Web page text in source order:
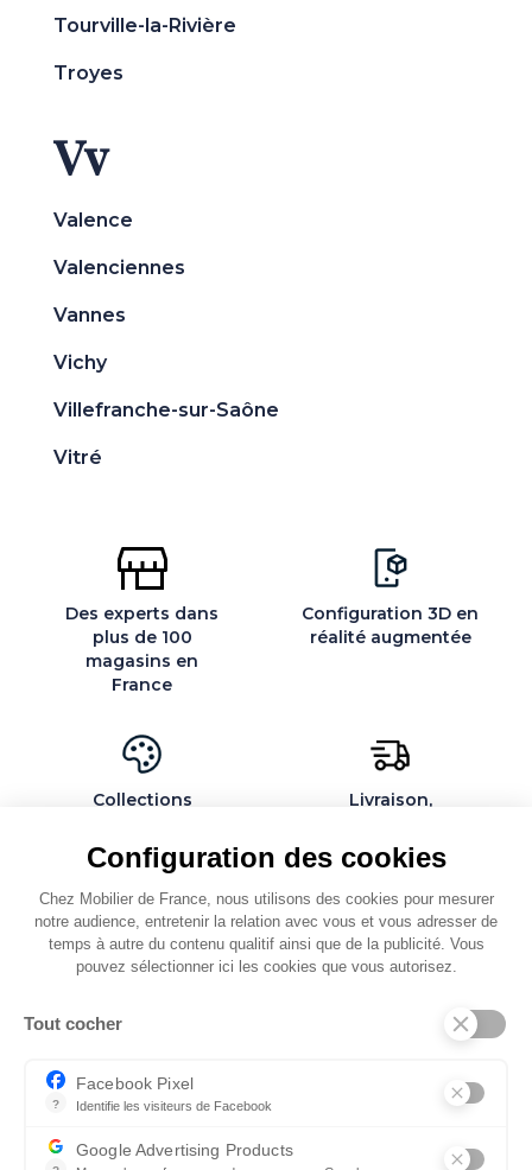
Configuration des cookies
Chez Mobilier de France, nous utilisons des cookies pour mesurer
notre audience, entretenir la relation avec vous et vous adresser de
temps à autre du contenu qualitif ainsi que de la publicité. Vous
pouvez sélectionner ici les cookies que vous autorisez.
Tout cocher
?
Facebook Pixel
Identifie les visiteurs de Facebook
Google Advertising Products
Tourville-la-Rivière
Troyes
Vv
Valence
Valenciennes
Vannes
Vichy
Villefranche-sur-Saône
Vitré
Des experts dans
plus de 100
magasins en
France
Configuration 3D en
réalité augmentée
Collections
personnalisables
Livraison,
montage par des
spécialistes
QUI SOMMES-NOUS
SERVICES ET PARTENAIRES
CONSEILS